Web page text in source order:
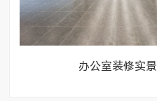
办公室装修实景